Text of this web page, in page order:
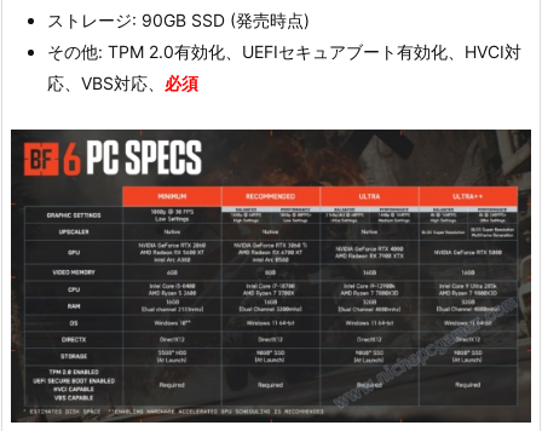
ストレージ: 90GB SSD (発売時点)
その他: TPM 2.0有効化、UEFIセキュアブート有効化、HVCI対
応、VBS対応、 必須